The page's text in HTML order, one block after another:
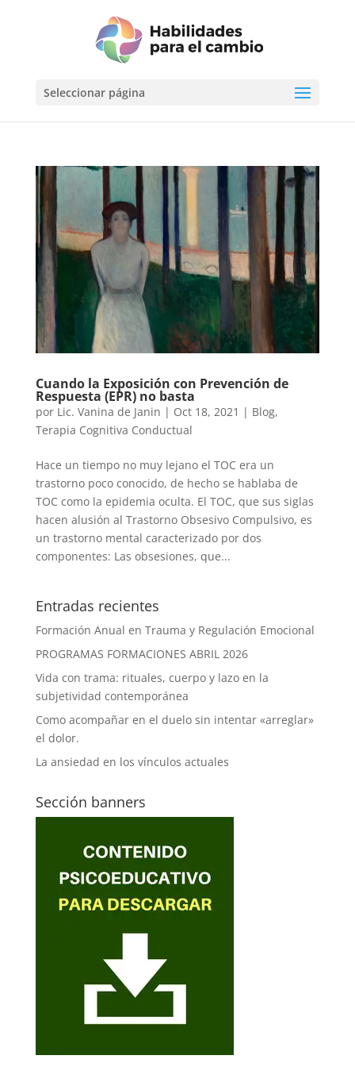
Seleccionar página
Cuando la Exposición con Prevención de
Respuesta (EPR) no basta
por Lic. Vanina de Janin | Oct 18, 2021 | Blog,
Terapia Cognitiva Conductual
Hace un tiempo no muy lejano el TOC era un
trastorno poco conocido, de hecho se hablaba de
TOC como la epidemia oculta. El TOC, que sus siglas
hacen alusión al Trastorno Obsesivo Compulsivo, es
un trastorno mental caracterizado por dos
componentes: Las obsesiones, que...
Entradas recientes
Formación Anual en Trauma y Regulación Emocional
PROGRAMAS FORMACIONES ABRIL 2026
Vida con trama: rituales, cuerpo y lazo en la
subjetividad contemporánea
Como acompañar en el duelo sin intentar «arreglar»
el dolor.
La ansiedad en los vínculos actuales
Sección banners